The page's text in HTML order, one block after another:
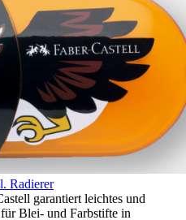
Radierer
garantiert leichtes und
Blei- und Farbstifte in